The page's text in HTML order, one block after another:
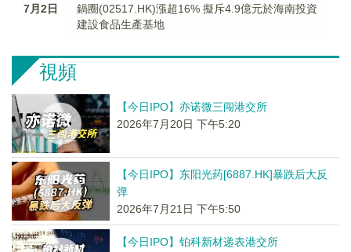
7月2日
鍋圈(02517.HK)漲超16% 擬斥4.9億元於海南投資
建設食品生產基地
視頻
【今日IPO】亦诺微三闯港交所
2026年7月20日 下午5:20
【今日IPO】东阳光药[6887.HK]暴跌后大反
弹
2026年7月21日 下午5:50
【今日IPO】铂科新材递表港交所